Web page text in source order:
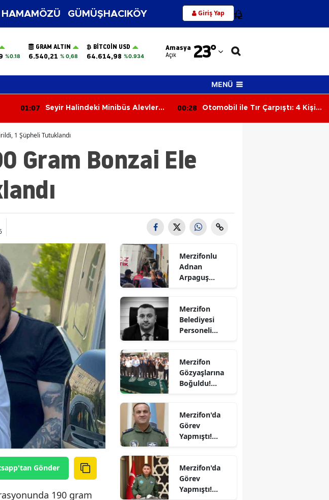
HAMAMÖZÜ GÜMÜŞHACIKÖY Giriş Yap 12
%0.18
GRAM ALTIN
6.540,21 % 0,68
BITCOIN USD
64.614,98 %0.934
Amasya
Açık 23°
Adana
Adıyaman
Ağrı
Amasya
Antalya
Balıkesir
Bilecik
Bingöl
Bitlis
Burdur
Çanakkale
Çankırı
Denizli
Edirne
Elazığ
MENÜ
01:07
Seyir Halindeki Minibüs Alevlere
00:28
Otomobil ile Tır Çarpıştı: 4 Kişi
1 Şüpheli Tutuklandı
Gram Bonzai Ele
Gönder
190 gram
Merzifonlu
Adnan
Arpaguş
Hayatını
Kaybetti
Merzifon
Belediyesi
Personeli
Hayatını
Kaybetti
Merzifon
Gözyaşlarına
Boğuldu!
Son
Yolculuğuna
Uğurlandı
Merzifon'da
Görev
Yapmıştı!
Hava
Kuvvetleri
Komutanı
Merzifon'da
Görev
Yapmıştı!